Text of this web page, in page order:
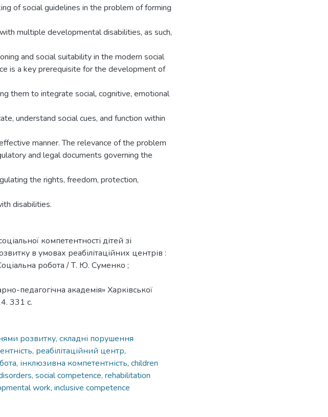
of social guidelines in the problem of forming
multiple developmental disabilities, as such,
and social suitability in the modern social
is a key prerequisite for the development of
them to integrate social, cognitive, emotional
understand social cues, and function within
manner. The relevance of the problem
and legal documents governing the
the rights, freedom, protection,
disabilities.
компетентності дітей зі
в умовах реабілітаційних центрів :
робота / Т. Ю. Суменко ;
педагогічна академія» Харківської
331 с.
розвитку, складні порушення
реабілітаційний центр,
інклюзивна компетентність, children
social competence, rehabilitation
work, inclusive competence